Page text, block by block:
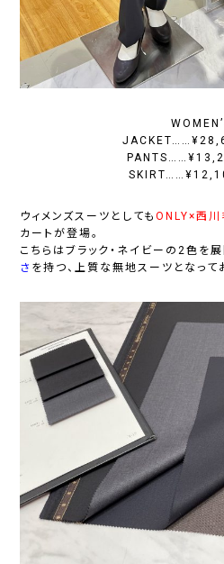
ウィメンズスーツとしてもONLY×西川
カートが登場。
こちらはブラック・ネイビーの2色を展
さ を持つ、上質な無地スーツ となって